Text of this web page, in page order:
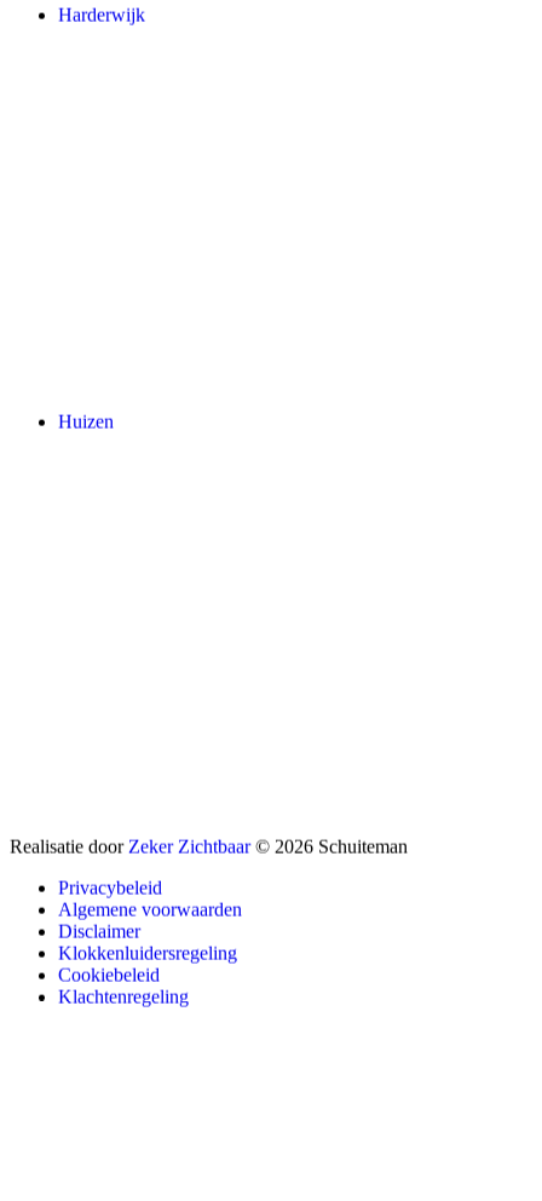
Harderwijk
Huizen
Realisatie door Zeker Zichtbaar © 2026 Schuiteman
Privacybeleid
Algemene voorwaarden
Disclaimer
Klokkenluidersregeling
Cookiebeleid
Klachtenregeling